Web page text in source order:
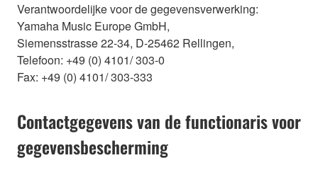
Verantwoordelijke voor de gegevensverwerking:
Yamaha Music Europe GmbH,
Siemensstrasse 22-34, D-25462 Rellingen,
Telefoon: +49 (0) 4101/ 303-0
Fax: +49 (0) 4101/ 303-333
Contactgegevens van de functionaris voor
gegevensbescherming